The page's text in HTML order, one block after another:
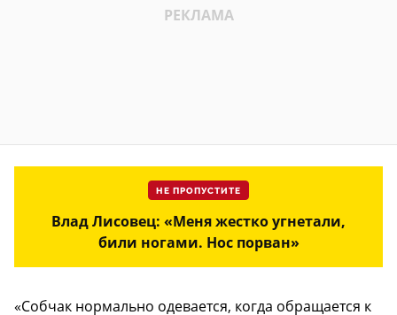
НЕ ПРОПУСТИТЕ
Влад Лисовец: «Меня жестко угнетали,
били ногами. Нос порван»
«Собчак нормально одевается, когда обращается к